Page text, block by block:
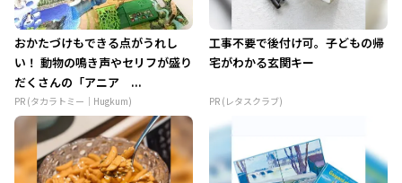
おかたづけもできる点がうれし
い！ 動物の鳴き声やセリフが盛り
だくさんの「アニア ...
PR (タカラトミー｜Hugkum)
工事不要で後付け可。子どもの帰
宅がわかる玄関キー
PR (レタスクラブ)